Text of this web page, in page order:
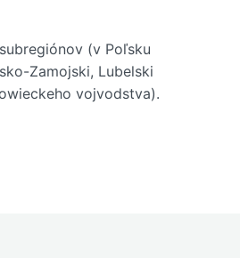
(v Poľsku
Zamojski, Lubelski
vojvodstva).